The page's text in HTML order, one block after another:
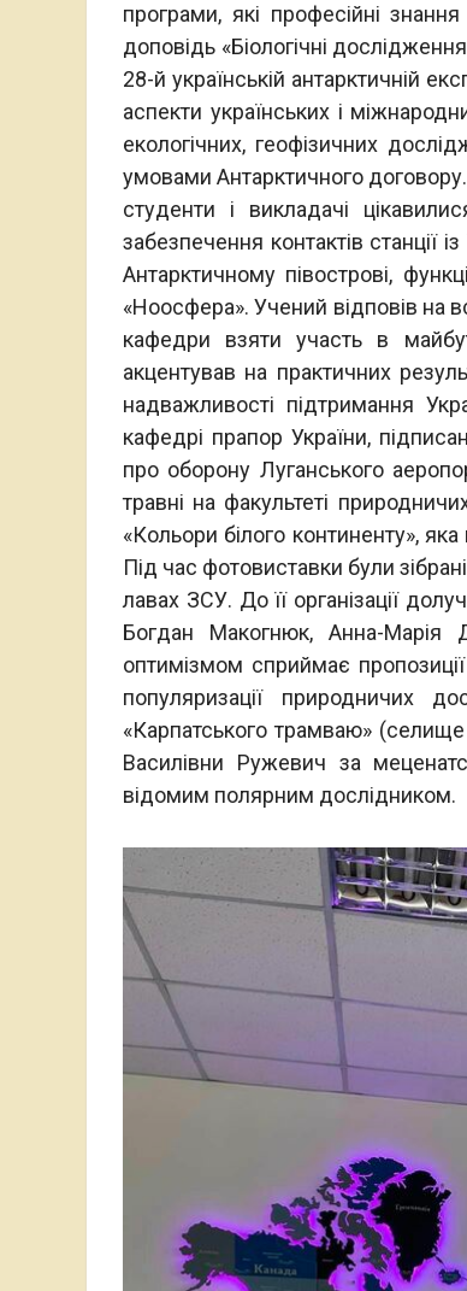
програми, які професійні
доповідь «Біологічні
28-й українській антарктичній
аспекти українських і
екологічних, геофізичних
умовами Антарктичного
студенти і викладачі
забезпечення контактів станції
Антарктичному півострові,
«Ноосфера». Учений відповів на
кафедри взяти участь в
акцентував на практичних
надважливості підтримання
кафедрі прапор України,
про оборону Луганського
травні на факультеті
«Кольори білого континенту», яка
Під час фотовиставки були
лавах ЗСУ. До її організації
Богдан Макогнюк, Анна-Марія
оптимізмом сприймає
популяризації природничих
«Карпатського трамваю»
Василівни Ружевич за
відомим полярним дослідником.